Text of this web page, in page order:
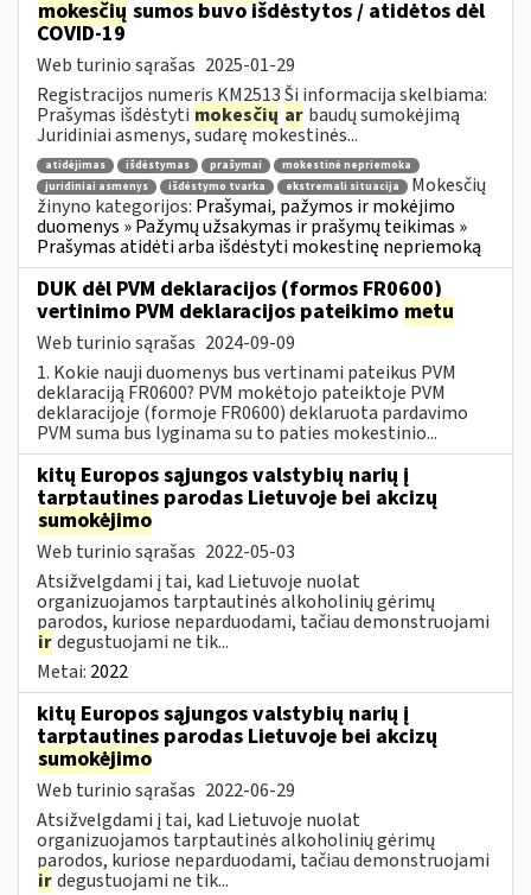
mokesčių sumos buvo išdėstytos / atidėtos dėl
COVID-19
Web turinio sąrašas 2025-01-29
Registracijos numeris KM2513 Ši informacija skelbiama:
Prašymas išdėstyti mokesčių ar baudų sumokėjimą
Juridiniai asmenys, sudarę mokestinės...
atidėjimas išdėstymas prašymai
mokestinė nepriemoka
juridiniai asmenys
išdėstymo tvarka ekstremali situacija
Mokesčių
žinyno kategorijos: Prašymai, pažymos ir mokėjimo
duomenys » Pažymų užsakymas ir prašymų teikimas »
Prašymas atidėti arba išdėstyti mokestinę nepriemoką
DUK dėl PVM deklaracijos (formos FR0600)
vertinimo PVM deklaracijos pateikimo metu
Web turinio sąrašas 2024-09-09
1. Kokie nauji duomenys bus vertinami pateikus PVM
deklaraciją FR0600? PVM mokėtojo pateiktoje PVM
deklaracijoje (formoje FR0600) deklaruota pardavimo
PVM suma bus lyginama su to paties mokestinio...
kitų Europos sąjungos valstybių narių į
tarptautines parodas Lietuvoje bei akcizų
sumokėjimo
Web turinio sąrašas 2022-05-03
Atsižvelgdami į tai, kad Lietuvoje nuolat
organizuojamos tarptautinės alkoholinių gėrimų
parodos, kuriose neparduodami, tačiau demonstruojami
irdegustuojami ne tik...
Metai: 2022
kitų Europos sąjungos valstybių narių į
tarptautines parodas Lietuvoje bei akcizų
sumokėjimo
Web turinio sąrašas 2022-06-29
Atsižvelgdami į tai, kad Lietuvoje nuolat
organizuojamos tarptautinės alkoholinių gėrimų
parodos, kuriose neparduodami, tačiau demonstruojami
irdegustuojami ne tik...